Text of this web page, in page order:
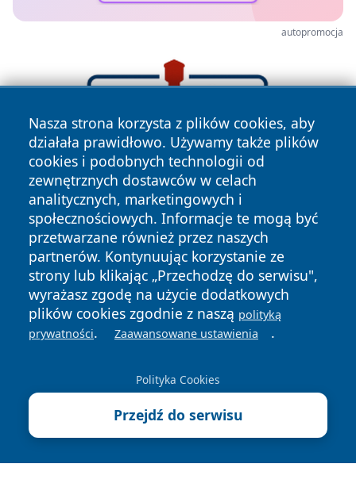
autopromocja
Nasza strona korzysta z plików cookies, aby
działała prawidłowo. Używamy także plików
cookies i podobnych technologii od
zewnętrznych dostawców w celach
analitycznych, marketingowych i
społecznościowych. Informacje te mogą być
przetwarzane również przez naszych
partnerów. Kontynuując korzystanie ze
strony lub klikając „Przechodzę do serwisu",
wyrażasz zgodę na użycie dodatkowych
plików cookies zgodnie z naszą polityką
prywatności. Zaawansowane ustawienia .
Polityka Cookies
Przejdź do serwisu
Copyright © 2026 zawiercieonline.pl Wszystkie prawa
Polityka